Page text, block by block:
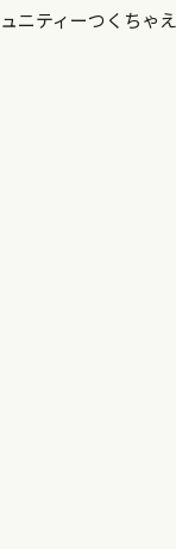
ニティーつくちゃ